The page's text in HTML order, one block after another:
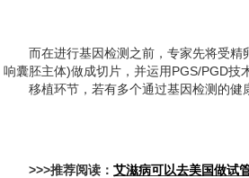
而在进行基因检测之前，专家先将受
响囊胚主体)做成切片，并运用PGS/PGD技
移植环节，若有多个通过基因检测的健
>>>推荐阅读： 艾滋病可以去美国做试